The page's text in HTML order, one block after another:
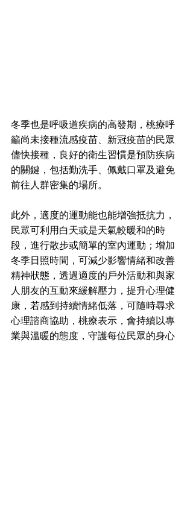
冬季也是呼吸道疾病的高發期，桃療呼
籲尚未接種流感疫苗、新冠疫苗的民眾
儘快接種，良好的衛生習慣是預防疾病
的關鍵，包括勤洗手、佩戴口罩及避免
前往人群密集的場所。
此外，適度的運動能也能增強抵抗力，
民眾可利用白天或是天氣較暖和的時
段，進行散步或簡單的室內運動；增加
冬季日照時間，可減少影響情緒和改善
精神狀態，透過適度的戶外活動和與家
人朋友的互動來緩解壓力，提升心理健
康，若感到持續情緒低落，可隨時尋求
心理諮商協助，桃療表示，會持續以專
業與溫暖的態度，守護每位民眾的身心